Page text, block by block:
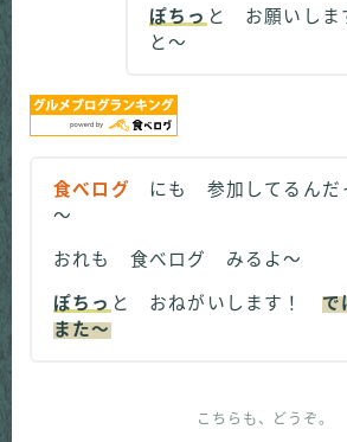
ぽちっ と お願いし
と～
食べログ
にも 参加してるんだ
～
おれも 食べログ みるよ～
ぽちっ と おねがいします！
また～
こちらも、どうぞ。